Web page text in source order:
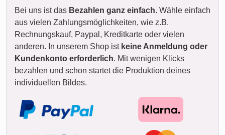
Bei uns ist das Bezahlen ganz einfach. Wähle einfach
aus vielen Zahlungsmöglichkeiten, wie z.B.
Rechnungskauf, Paypal, Kreditkarte oder vielen
anderen. In unserem Shop ist keine Anmeldung oder
Kundenkonto erforderlich. Mit wenigen Klicks
bezahlen und schon startet die Produktion deines
individuellen Bildes.